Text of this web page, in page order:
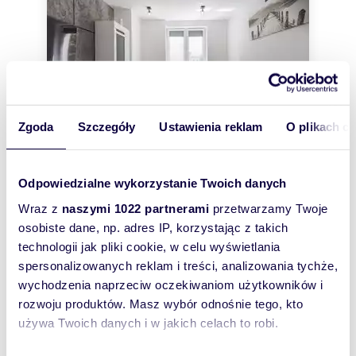
Zgoda Szczegóły Ustawienia reklam O plikach
Odpowiedzialne wykorzystanie Twoich danych
Wraz z naszymi 1022 partnerami przetwarzamy Twoje
osobiste dane, np. adres IP, korzystając z takich
technologii jak pliki cookie, w celu wyświetlania
spersonalizowanych reklam i treści, analizowania tychże,
wychodzenia naprzeciw oczekiwaniom użytkowników i
rozwoju produktów. Masz wybór odnośnie tego, kto
używa Twoich danych i w jakich celach to robi.
Polecam nowoczesną kawalerkę 39,8 m² w
centrum Radomia
2 500 zł/mc + czynsz: 650 zł
mieszkanie Radom, Śródmieście, Jana
Kilińskiego
NOWOCZESNA, CICHA KAWALERKA W
CENTRUMSzukasz nowoczesnego, w pełni